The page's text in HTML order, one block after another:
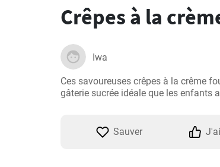
Crêpes à la
Iwa
Ces savoureuses crêpes à la crême
gâterie sucrée idéale que les enfants
Sauver